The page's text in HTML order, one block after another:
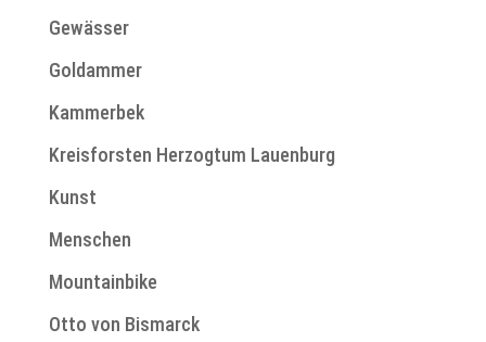
Gewässer
Goldammer
Kammerbek
Kreisforsten Herzogtum Lauenburg
Kunst
Menschen
Mountainbike
Otto von Bismarck